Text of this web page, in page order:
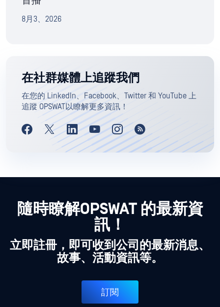
8月3、2026
在社群媒體上追蹤我們
在您的 LinkedIn、Facebook、Twitter 和 YouTube 上
追蹤 OPSWAT以瞭解更多資訊！
隨時瞭解OPSWAT 的最新資
訊！
立即註冊，即可收到公司的最新消息、
故事、活動資訊等。
訂閱